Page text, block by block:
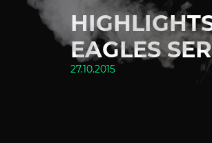
EAGLES
27.10.2015